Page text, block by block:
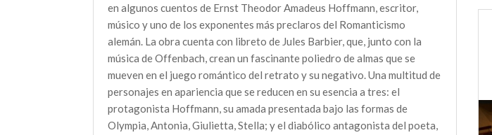
en algunos cuentos de Ernst Theodor Amadeus Hoffmann, escritor,
músico y uno de los exponentes más preclaros del Romanticismo
alemán. La obra cuenta con libreto de Jules Barbier, que, junto con la
música de Offenbach, crean un fascinante poliedro de almas que se
mueven en el juego romántico del retrato y su negativo. Una multitud de
personajes en apariencia que se reducen en su esencia a tres: el
protagonista Hoffmann, su amada presentada bajo las formas de
Olympia, Antonia, Giulietta, Stella; y el diabólico antagonista del poeta,